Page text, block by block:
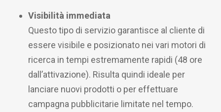
Visibilità immediata
Questo tipo di servizio garantisce al cliente di
essere visibile e posizionato nei vari motori di
ricerca in tempi estremamente rapidi (48 ore
dall’attivazione). Risulta quindi ideale per
lanciare nuovi prodotti o per effettuare
campagna pubblicitarie limitate nel tempo.